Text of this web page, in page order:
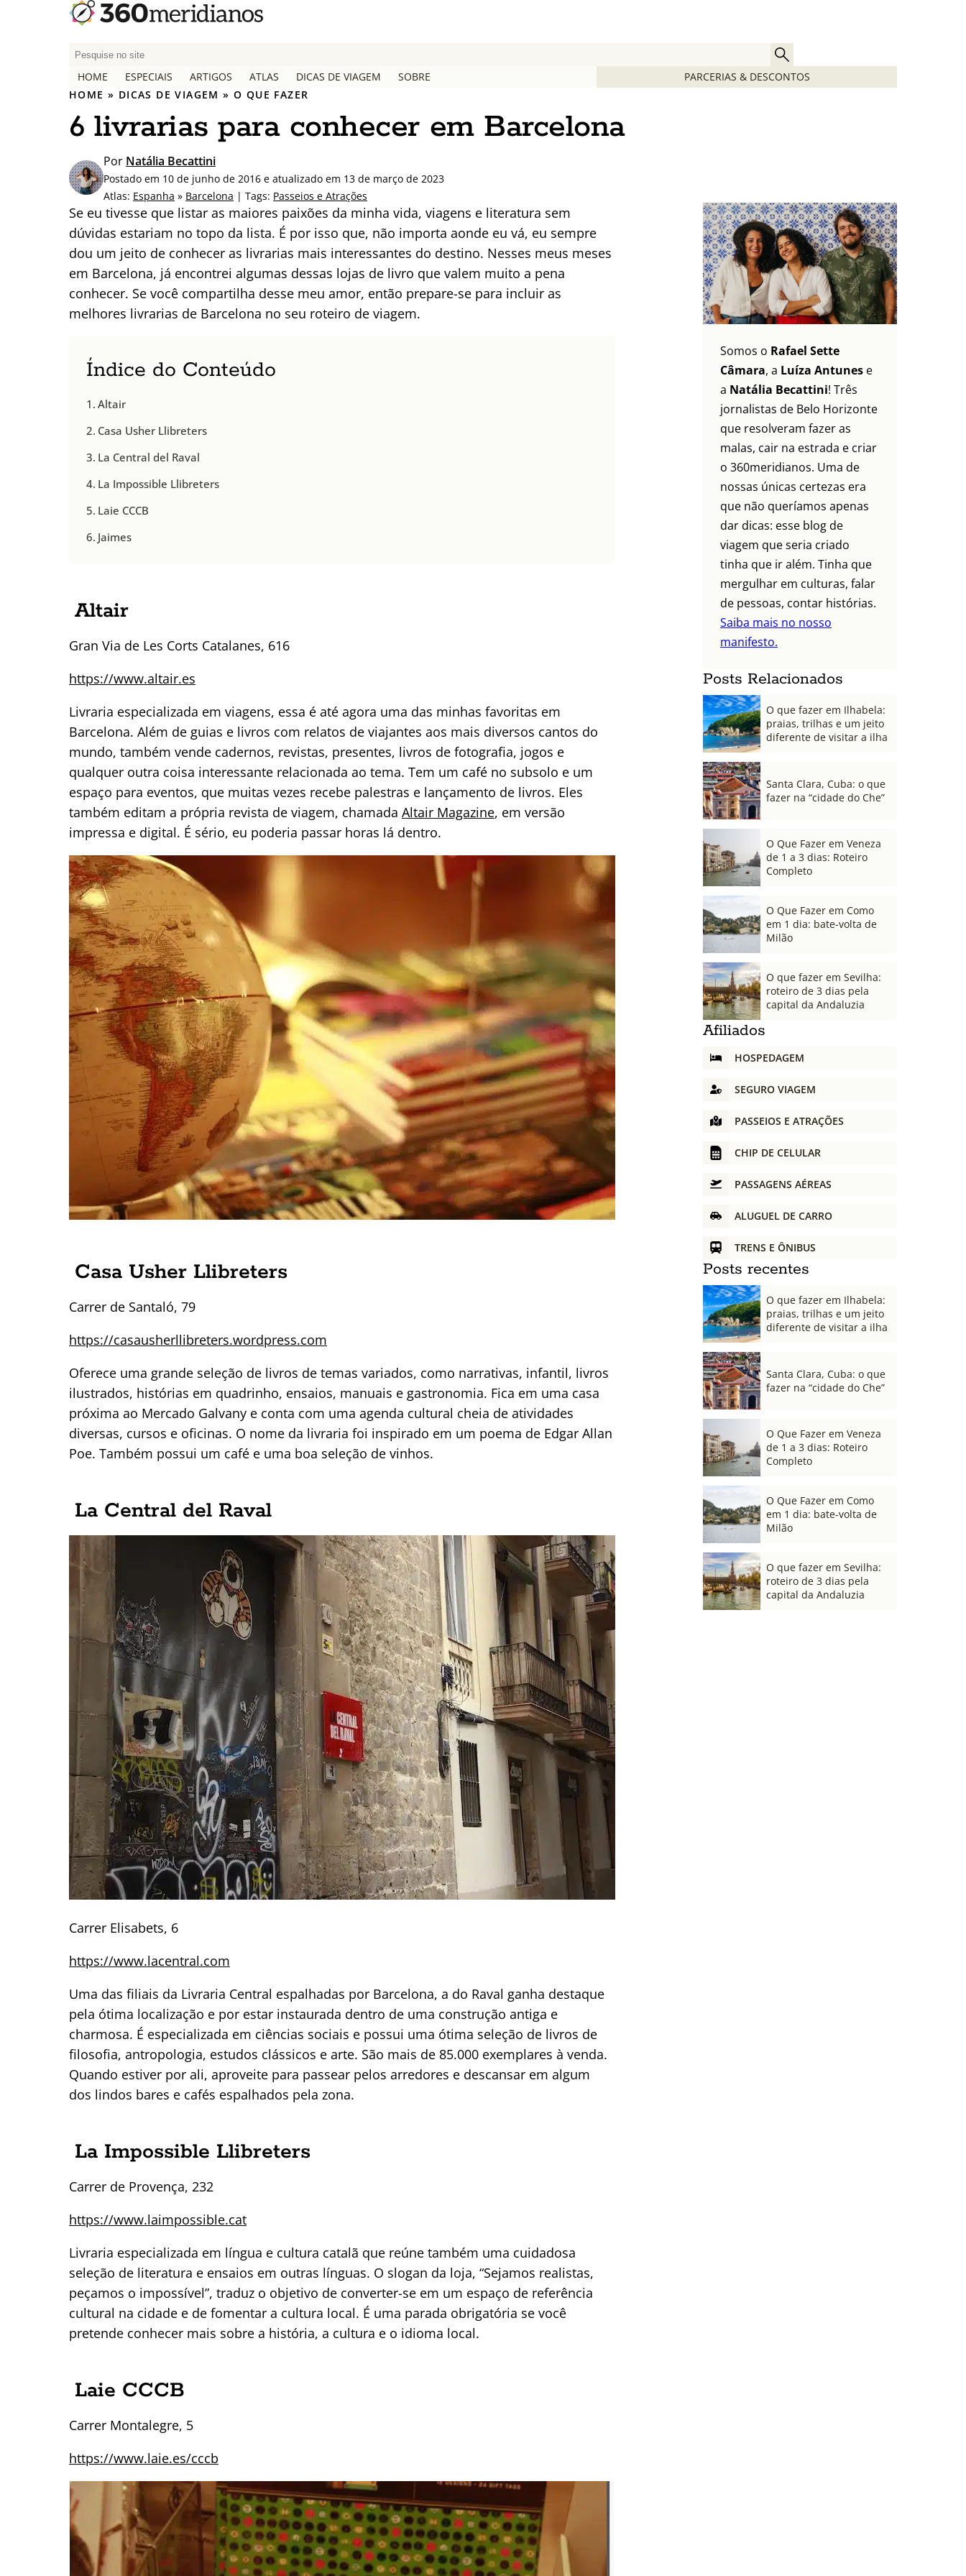
P
q
u
i
a
r
p
o
r
:
HOME ESPECIAIS ARTIGOS ATLAS DICAS DE VIAGEM SOBRE
PARCERIAS & DESCONTOS
HOME » DICAS DE VIAGEM »O QUE FAZER
6 livrarias para conhecer em Barcelona
Por Natália Becattini
Postado em 10 de junho de 2016 e atualizado em 13 de março de 2023
Atlas: Espanha » Barcelona | Tags: Passeios e Atrações
Se eu tivesse que listar as maiores paixões da minha vida, viagens e literatura sem
dúvidas estariam no topo da lista. É por isso que, não importa aonde eu vá, eu sempre
dou um jeito de conhecer as livrarias mais interessantes do destino. Nesses meus meses
em Barcelona, já encontrei algumas dessas lojas de livro que valem muito a pena
conhecer. Se você compartilha desse meu amor, então prepare-se para incluir as
melhores livrarias de Barcelona no seu roteiro de viagem.
Índice do Conteúdo
Altair
Casa Usher Llibreters
La Central del Raval
La Impossible Llibreters
Laie CCCB
Jaimes
Altair
Gran Via de Les Corts Catalanes, 616
https://www.altair.es
Livraria especializada em viagens, essa é até agora uma das minhas favoritas em
Barcelona. Além de guias e livros com relatos de viajantes aos mais diversos cantos do
mundo, também vende cadernos, revistas, presentes, livros de fotografia, jogos e
qualquer outra coisa interessante relacionada ao tema. Tem um café no subsolo e um
espaço para eventos, que muitas vezes recebe palestras e lançamento de livros. Eles
também editam a própria revista de viagem, chamada Altair Magazine, em versão
impressa e digital. É sério, eu poderia passar horas lá dentro.
Casa Usher Llibreters
Carrer de Santaló, 79
https://casausherllibreters.wordpress.com
Oferece uma grande seleção de livros de temas variados, como narrativas, infantil, livros
ilustrados, histórias em quadrinho, ensaios, manuais e gastronomia. Fica em uma casa
próxima ao Mercado Galvany e conta com uma agenda cultural cheia de atividades
diversas, cursos e oficinas. O nome da livraria foi inspirado em um poema de Edgar Allan
Poe. Também possui um café e uma boa seleção de vinhos.
La Central del Raval
Carrer Elisabets, 6
https://www.lacentral.com
Uma das filiais da Livraria Central espalhadas por Barcelona, a do Raval ganha destaque
pela ótima localização e por estar instaurada dentro de uma construção antiga e
charmosa. É especializada em ciências sociais e possui uma ótima seleção de livros de
filosofia, antropologia, estudos clássicos e arte. São mais de 85.000 exemplares à venda.
Quando estiver por ali, aproveite para passear pelos arredores e descansar em algum
dos lindos bares e cafés espalhados pela zona.
La Impossible Llibreters
Carrer de Provença, 232
https://www.laimpossible.cat
Livraria especializada em língua e cultura catalã que reúne também uma cuidadosa
seleção de literatura e ensaios em outras línguas. O slogan da loja, “Sejamos realistas,
peçamos o impossível”, traduz o objetivo de converter-se em um espaço de referência
cultural na cidade e de fomentar a cultura local. É uma parada obrigatória se você
pretende conhecer mais sobre a história, a cultura e o idioma local.
Laie CCCB
Carrer Montalegre, 5
https://www.laie.es/cccb
Somos o Rafael Sette
Câmara, a Luíza Antunes e
a Natália Becattini! Três
jornalistas de Belo Horizonte
que resolveram fazer as
malas, cair na estrada e criar
o 360meridianos. Uma de
nossas únicas certezas era
que não queríamos apenas
dar dicas: esse blog de
viagem que seria criado
tinha que ir além. Tinha que
mergulhar em culturas, falar
de pessoas, contar histórias.
Saiba mais no nosso
manifesto.
Posts Relacionados
O que fazer em Ilhabela:
praias, trilhas e um jeito
diferente de visitar a ilha
Santa Clara, Cuba: o que
fazer na “cidade do Che”
O Que Fazer em Veneza
de 1 a 3 dias: Roteiro
Completo
O Que Fazer em Como
em 1 dia: bate-volta de
Milão
O que fazer em Sevilha:
roteiro de 3 dias pela
capital da Andaluzia
Afiliados
HOSPEDAGEM
SEGURO VIAGEM
PASSEIOS E ATRAÇÕES
CHIP DE CELULAR
PASSAGENS AÉREAS
ALUGUEL DE CARRO
TRENS E ÔNIBUS
Posts recentes
O que fazer em Ilhabela:
praias, trilhas e um jeito
diferente de visitar a ilha
Santa Clara, Cuba: o que
fazer na “cidade do Che”
O Que Fazer em Veneza
de 1 a 3 dias: Roteiro
Completo
O Que Fazer em Como
em 1 dia: bate-volta de
Milão
O que fazer em Sevilha:
roteiro de 3 dias pela
capital da Andaluzia